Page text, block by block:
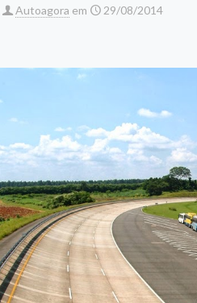
Autoagora em 29/08/2014